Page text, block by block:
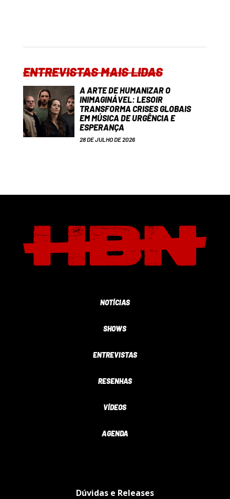
ENTREVISTAS MAIS LIDAS
A ARTE DE HUMANIZAR O
INIMAGINÁVEL: LESOIR
TRANSFORMA CRISES GLOBAIS
EM MÚSICA DE URGÊNCIA E
ESPERANÇA
28 DE JULHO DE 2026
NOTÍCIAS
SHOWS
ENTREVISTAS
RESENHAS
VÍDEOS
AGENDA
Dúvidas e Releases